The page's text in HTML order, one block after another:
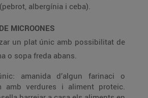
albergínia i ceba).
MICROONES
un plat únic amb possibilitat de
o sopa freda abans.
amanida d’algun farinaci o
amb verdures i aliment proteic.